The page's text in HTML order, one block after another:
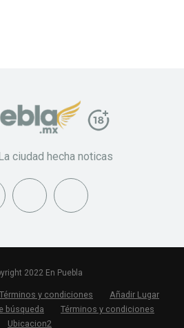
ciudad hecha noticas
2022 En Puebla
Términos y condiciones
Añadir Lugar
búsqueda
Términos y condiciones
Ubicacion2